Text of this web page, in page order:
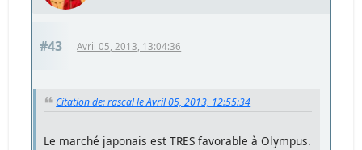
#43 Avril 05, 2013, 13:04:36
Citation de: rascal le Avril 05, 2013, 12:55:34
Le marché japonais est TRES favorable à Olympus.